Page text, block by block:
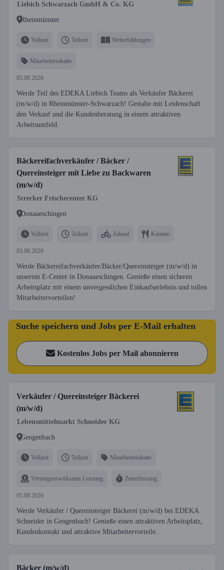
Liebich Schwarzach GmbH & Co. KG
Rheinmünster
Vollzeit Teilzeit Weiterbildungen
Mitarbeiterrabatte
05.08.2026
Werde Teil des EDEKA Liebich Teams als Verkäufer Bäckerei
(m/w/d) in Rheinmünster-Schwarzach! Gestalte mit Leidenschaft
den Verkauf und die Kundenberatung in einem attraktiven
Arbeitsumfeld.
Bäckereifachverkäufer / Bäcker /
Quereinsteiger mit Liebe zu Backwaren
(m/w/d)
Strecker Frischecenter KG
Donaueschingen
Vollzeit Teilzeit Jobrad Kantine
03.08.2026
Werde Bäckereifachverkäufer/Bäcker/Quereinsteiger (m/w/d) in
unserem E-Center in Donaueschingen. Genieße einen sicheren
Arbeitsplatz mit einem unvergesslichen Einkaufserlebnis und tollen
Mitarbeitervorteilen!
Suche speichern und Jobs per E-Mail erhalten
Kostenlos Jobs per Mail abonnieren
Verkäufer / Quereinsteiger Bäckerei
(m/w/d)
Lebensmittelmarkt Schneider KG
Gengenbach
Vollzeit Teilzeit Mitarbeiterrabatte
Vermögenswirksame Leistung Zeiterfassung
05.08.2026
Werde Verkäufer / Quereinsteiger Bäckerei (m/w/d) bei EDEKA
Schneider in Gengenbach! Genieße einen attraktiven Arbeitsplatz,
Kundenkontakt und attraktive Mitarbeitervorteile.
Bäcker (m/w/d)